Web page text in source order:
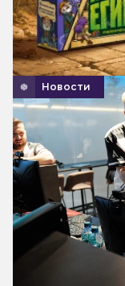
Новости